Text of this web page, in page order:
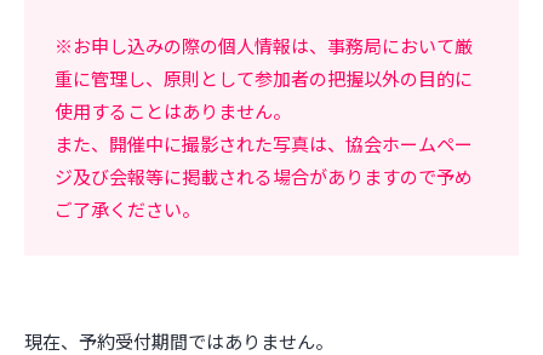
※お申し込みの際の個人情報は、事務局において厳
重に管理し、原則として参加者の把握以外の目的に
使用することはありません。
また、開催中に撮影された写真は、協会ホームペー
ジ及び会報等に掲載される場合がありますので予め
ご了承ください。
現在、予約受付期間ではありません。